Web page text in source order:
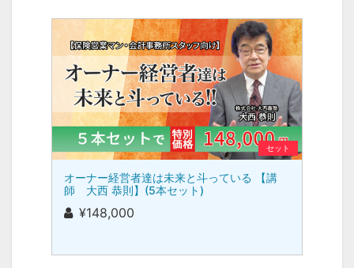
セット
オーナー経営者達は未来と斗っている 【講
師 大西 恭則】(5本セット)
¥148,000